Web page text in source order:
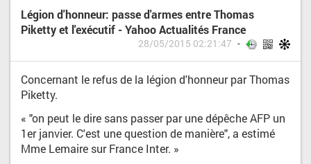
QUOTIDIEN RECHERCHER
Légion d'honneur: passe d'armes entre Thomas
Piketty et l'exécutif - Yahoo Actualités France
28/05/2015 02:21:47
Concernant le refus de la légion d'honneur par Thomas
Piketty.
« "on peut le dire sans passer par une dépêche AFP un
1er janvier. C'est une question de manière", a estimé
Mme Lemaire sur France Inter. »